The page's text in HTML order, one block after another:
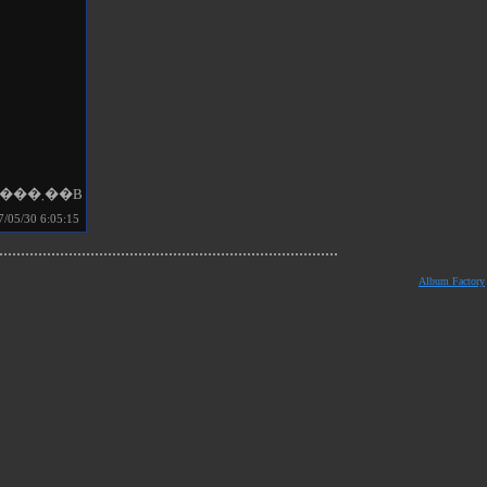
�E�B���[�E�B���[����̕��i��s����ɃA�b�v���[�h���Ă����܂��B
30 6:05:15
Album Factory